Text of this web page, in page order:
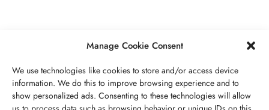
Manage Cookie Consent
We use technologies like cookies to store and/or access device
information. We do this to improve browsing experience and to
show personalized ads. Consenting to these technologies will allow